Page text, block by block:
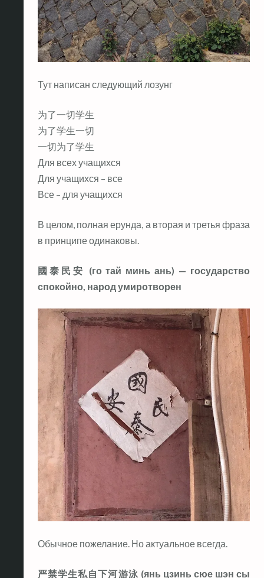
Тут написан следующий лозунг
为了一切学生
为了学生一切
一切为了学生
Для всех учащихся
Для учащихся – все
Все – для учащихся
В целом, полная ерунда, а вторая и третья фраза
в принципе одинаковы.
國泰民安 (го тай минь ань) — государство
спокойно, народ умиротворен
Обычное пожелание. Но актуальное всегда.
严禁学生私自下河游泳 (янь цзинь сюе шэн сы